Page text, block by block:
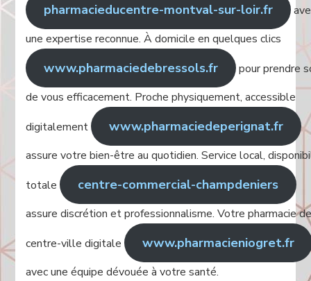
pharmacieducentre-montval-sur-loir.fr
une expertise reconnue. À domicile en quelques clics
www.pharmaciedebressols.fr
pour prendre
de vous efficacement. Proche physiquement, accessible
digitalement
www.pharmaciedeperignat.fr
assure votre bien-être au quotidien. Service local,
totale
centre-commercial-champdeniers
assure discrétion et professionnalisme. Votre pharmacie
centre-ville digitale
www.pharmacieniogret.fr
avec une équipe dévouée à votre santé.